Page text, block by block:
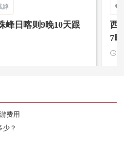
路
峰日喀则9晚10天跟

西
7

费用
少？